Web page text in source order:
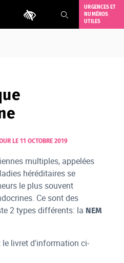
Outils d'accessibilité
URGENCES ET
NUMÉROS
UTILES
LE 11 OCTOBRE 2019
multiples, appelées
héréditaires se
le plus souvent
Ce sont des
2 types différents: la NEM
le livret d'information ci-